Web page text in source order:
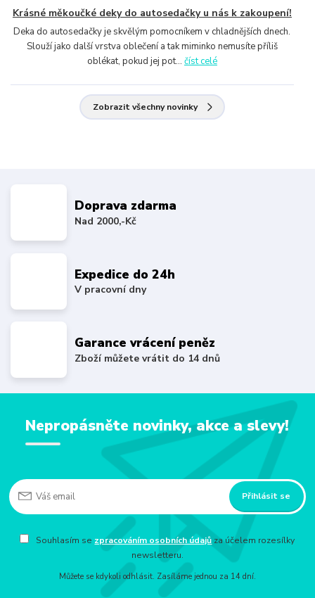
Krásné měkoučké deky do autosedačky u nás k zakoupení!
Deka do autosedačky je skvělým pomocníkem v chladnějších dnech.
Slouží jako další vrstva oblečení a tak miminko nemusíte příliš
oblékat, pokud jej pot... číst celé
Zobrazit všechny novinky
Doprava zdarma
Nad 2000,-Kč
Expedice do 24h
V pracovní dny
Garance vrácení peněz
Zboží můžete vrátit do 14 dnů
Nepropásněte novinky, akce a slevy!
Přihlásit se
Souhlasím se zpracováním osobních údajů za účelem rozesílky
newsletteru.
Můžete se kdykoli odhlásit. Zasíláme jednou za 14 dní.